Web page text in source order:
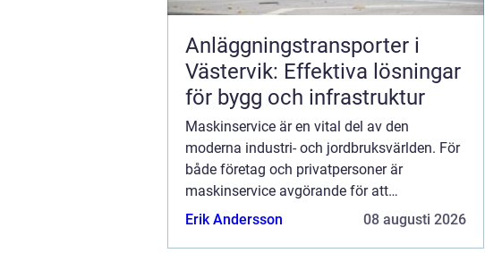
Anläggningstransporter i
Västervik: Effektiva lösningar
för bygg och infrastruktur
Maskinservice är en vital del av den
moderna industri- och jordbruksvärlden. För
både företag och privatpersoner är
maskinservice avgörande för att
upprätthålla en hög effektivitet och för...
Erik Andersson 08 augusti 2026